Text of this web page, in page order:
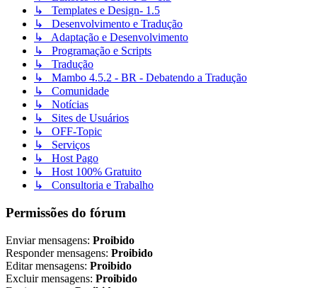
↳ Templates e Design- 1.5
↳ Desenvolvimento e Tradução
↳ Adaptação e Desenvolvimento
↳ Programação e Scripts
↳ Tradução
↳ Mambo 4.5.2 - BR - Debatendo a Tradução
↳ Comunidade
↳ Notícias
↳ Sites de Usuários
↳ OFF-Topic
↳ Serviços
↳ Host Pago
↳ Host 100% Gratuito
↳ Consultoria e Trabalho
Permissões do fórum
Enviar mensagens: Proibido
Responder mensagens: Proibido
Editar mensagens: Proibido
Excluir mensagens: Proibido